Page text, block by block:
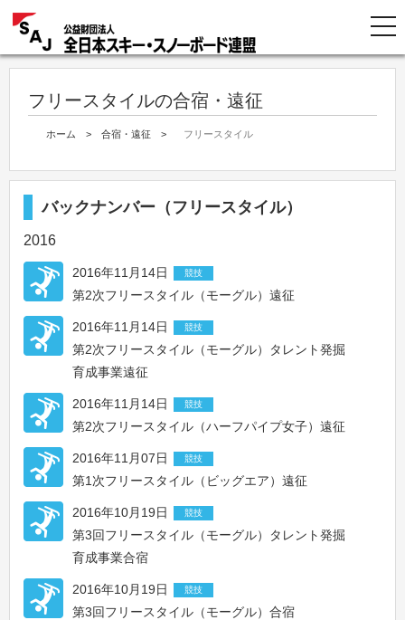
フリースタイルの合宿・遠征
ホーム > 合宿・遠征 > フリースタイル
バックナンバー（フリースタイル）
2016
2016年11月14日 競技
第2次フリースタイル（モーグル）遠征
2016年11月14日 競技
第2次フリースタイル（モーグル）タレント発掘
育成事業遠征
2016年11月14日 競技
第2次フリースタイル（ハーフパイプ女子）遠征
2016年11月07日 競技
第1次フリースタイル（ビッグエア）遠征
2016年10月19日 競技
第3回フリースタイル（モーグル）タレント発掘
育成事業合宿
2016年10月19日 競技
第3回フリースタイル（モーグル）合宿